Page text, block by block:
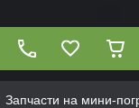
Запчасти на мини-